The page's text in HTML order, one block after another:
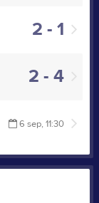
2 - 1
2 - 4
6 sep, 11:30